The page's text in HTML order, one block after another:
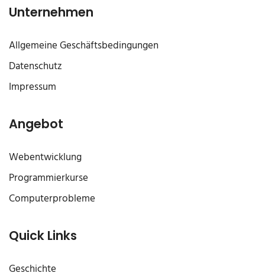
Unternehmen
Allgemeine Geschäftsbedingungen
Datenschutz
Impressum
Angebot
Webentwicklung
Programmierkurse
Computerprobleme
Quick Links
Geschichte